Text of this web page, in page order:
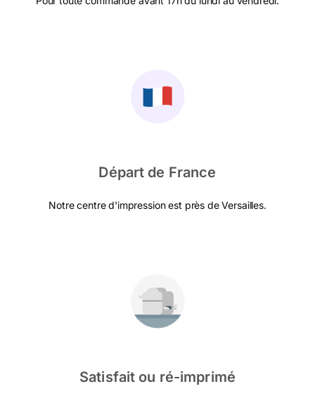
Départ de France
Notre centre d'impression est près de Versailles.
Satisfait ou ré-imprimé